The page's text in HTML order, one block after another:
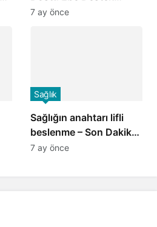
Merkezi’, Ankara’da
7 ay önce
Sağlığın anahtarı lifli
beslenme – Son Dakika
Haberleri
Sağlık
7 ay önce